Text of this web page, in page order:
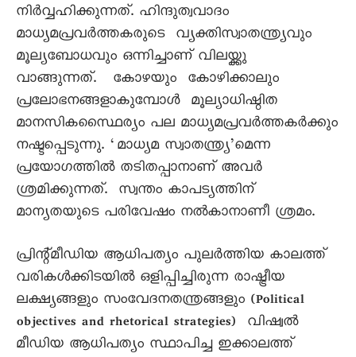
നിർവ്വഹിക്കുന്നത്. ഹിന്ദുത്വവാദം
മാധ്യമപ്രവർത്തകരുടെ വ്യക്തിസ്വാതന്ത്ര്യവും
മൂല്യബോധവും ഒന്നിച്ചാണ് വിലയ്ക്കു
വാങ്ങുന്നത്. കോഴയും കോഴിക്കാലും
പ്രലോഭനങ്ങളാകുമ്പോൾ മൂല്യാധിഷ്ഠിത
മാനസികസ്ഥൈര്യം പല മാധ്യമപ്രവർത്തകർക്കും
നഷ്ടപ്പെടുന്നു. ‘മാധ്യമ സ്വാതന്ത്ര്യ’മെന്ന
പ്രയോഗത്തിൽ തടിതപ്പാനാണ് അവർ
ശ്രമിക്കുന്നത്. സ്വന്തം കാപട്യത്തിന്
മാന്യതയുടെ പരിവേഷം നൽകാനാണീ ശ്രമം.
പ്രിന്റ്മീഡിയ ആധിപത്യം പുലർത്തിയ കാലത്ത്
വരികൾക്കിടയിൽ ഒളിപ്പിച്ചിരുന്ന രാഷ്ട്രീയ
ലക്ഷ്യങ്ങളും സംവേദനതന്ത്രങ്ങളും (Political
objectives and rhetorical strategies) വിഷ്വൽ
മീഡിയ ആധിപത്യം സ്ഥാപിച്ച ഇക്കാലത്ത്